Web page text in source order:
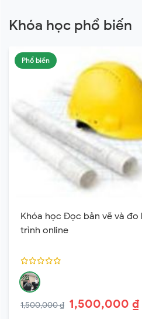
Khóa học phổ biến
Phổ biến
Khóa học Đọc bản vẽ và
trình online
1,500,000 ₫ 1,500,000 ₫